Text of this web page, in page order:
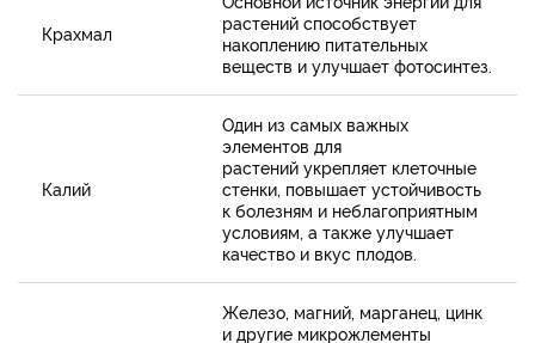
Крахмал
растений способствует
накоплению питательных
веществ и улучшает фотосинтез.
Калий
Один из самых важных
элементов для
растений укрепляет клеточные
стенки, повышает устойчивость
к болезням и неблагоприятным
условиям, а также улучшает
качество и вкус плодов.
Железо, магний, марганец, цинк
и другие микрожлементы